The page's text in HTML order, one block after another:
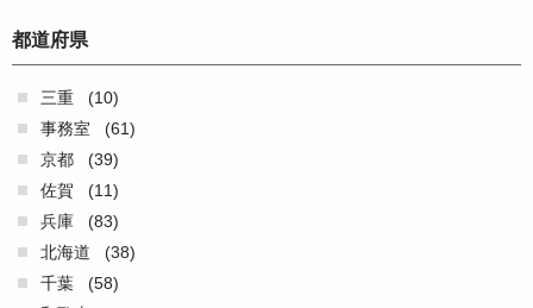
都道府県
三重
(10)
事務室
(61)
京都
(39)
佐賀
(11)
兵庫
(83)
北海道
(38)
千葉
(58)